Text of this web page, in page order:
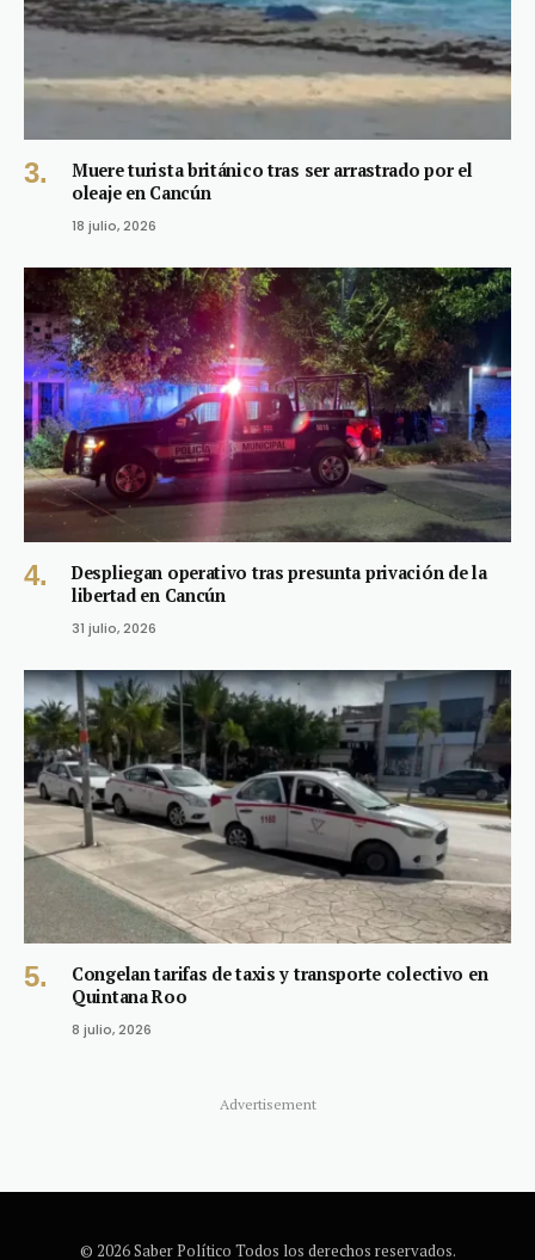
Muere turista británico tras ser arrastrado por el
oleaje en Cancún
18 julio, 2026
Despliegan operativo tras presunta privación de la
libertad en Cancún
31 julio, 2026
Congelan tarifas de taxis y transporte colectivo en
Quintana Roo
8 julio, 2026
Advertisement
© 2026 Saber Político Todos los derechos reservados.